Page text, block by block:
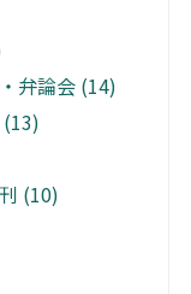
弁論会 (14)
(10)